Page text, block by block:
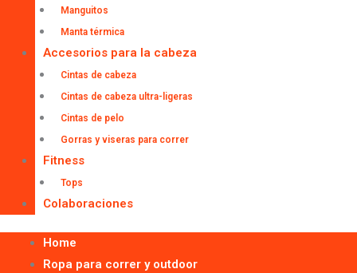
Manguitos
Manta térmica
Accesorios para la cabeza
Cintas de cabeza
Cintas de cabeza ultra-ligeras
Cintas de pelo
Gorras y viseras para correr
Fitness
Tops
Colaboraciones
Home
Ropa para correr y outdoor